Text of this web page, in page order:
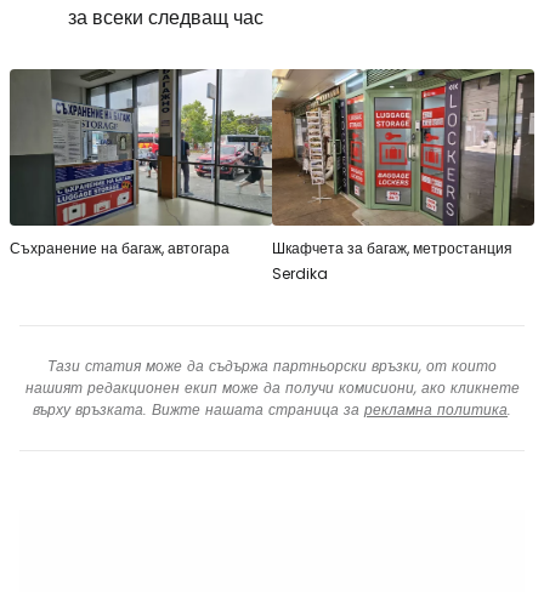
за всеки следващ час
Съхранение на багаж, автогара
Шкафчета за багаж, метростанция
Serdika
Тази статия може да съдържа партньорски връзки, от които
нашият редакционен екип може да получи комисиони, ако кликнете
върху връзката. Вижте нашата страница за рекламна политика.